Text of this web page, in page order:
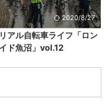
2020/8/27
アル自転車ライフ「ロン
ド魚沼」vol.12